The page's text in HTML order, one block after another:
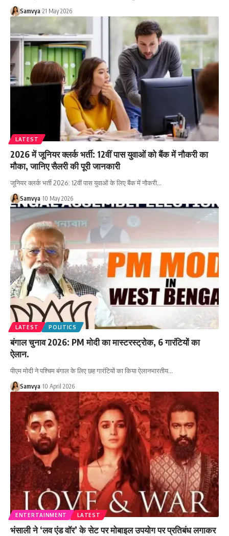
Samvya 21 May 2026
LATEST
2026 में जूनियर क्लर्क भर्ती: 12वीं पास युवाओं को बैंक में नौकरी का
मौका, जानिए सैलरी की पूरी जानकारी
जूनियर क्लर्क भर्ती 2026: 12वीं पास युवाओं के लिए बैंक में नौकरी…
Samvya 10 May 2026
LATEST POLITICS
बंगाल चुनाव 2026: PM मोदी का मास्टरस्ट्रोक, 6 गारंटियों का
ऐलान.
पीएम मोदी ने पश्चिम बंगाल के लिए छह गारंटियों का किया ऐलानभारतीय…
Samvya 10 April 2026
ENTERTAINMENT LATEST
भंसाली ने ‘लव एंड वॉर’ के सेट पर मोबाइल उपयोग पर प्रतिबंध लगाकर